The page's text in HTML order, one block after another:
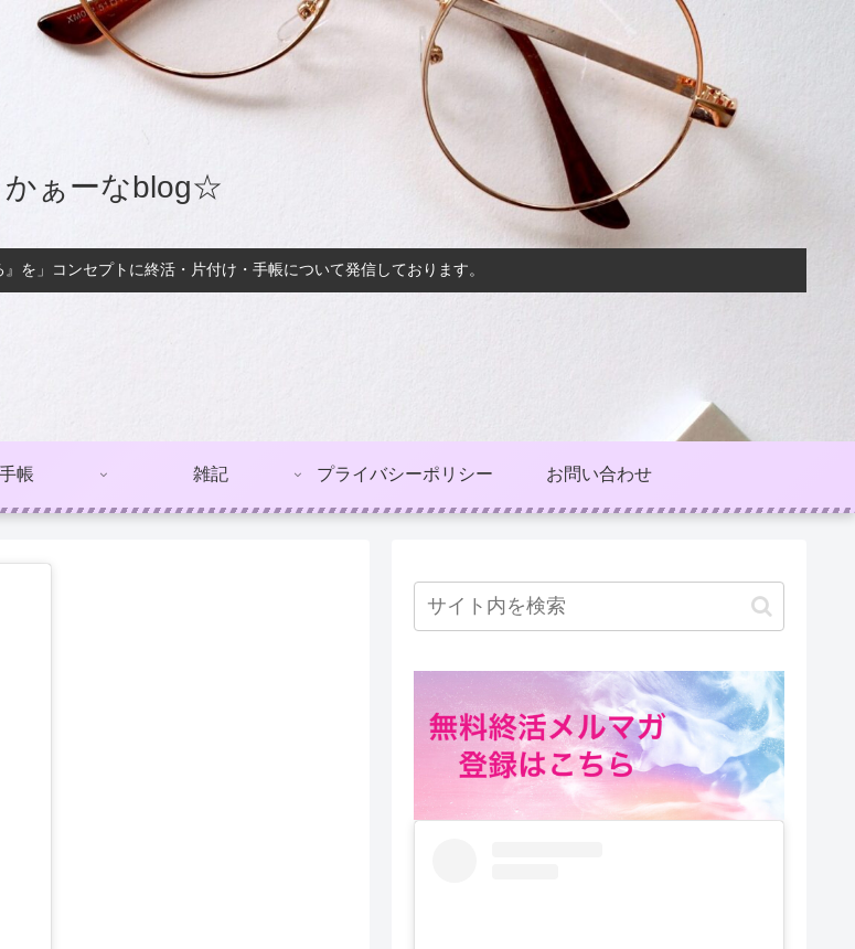
かぁーなblog☆
を」コンセプトに終活・片付け・手帳について発信しております。
手帳 雑記 プライバシーポリシー お問い合わせ